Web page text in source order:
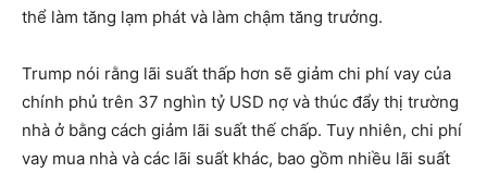
thể làm tăng lạm phát và làm chậm tăng trưởng.
Trump nói rằng lãi suất thấp hơn sẽ giảm chi phí vay của
chính phủ trên 37 nghìn tỷ USD nợ và thúc đẩy thị trường
nhà ở bằng cách giảm lãi suất thế chấp. Tuy nhiên, chi phí
vay mua nhà và các lãi suất khác, bao gồm nhiều lãi suất